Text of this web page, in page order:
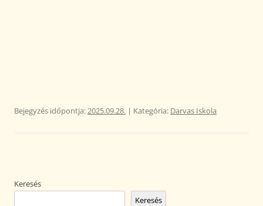
Bejegyzés időpontja:2025.09.28. | Kategória: Darvas Iskola
Keresés
Keresés